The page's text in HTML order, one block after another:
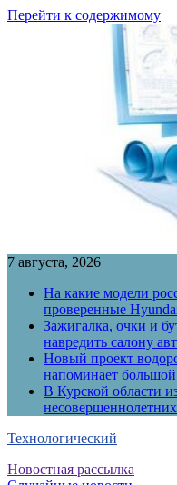
Перейти к содержимому
7 августа, 2026
На какие модели
проверенные
Зажигалка, очки и
навредить салону
Новый проект
напоминает
В Курской области
несовершеннолетних
Технологический
Новостная рассылка